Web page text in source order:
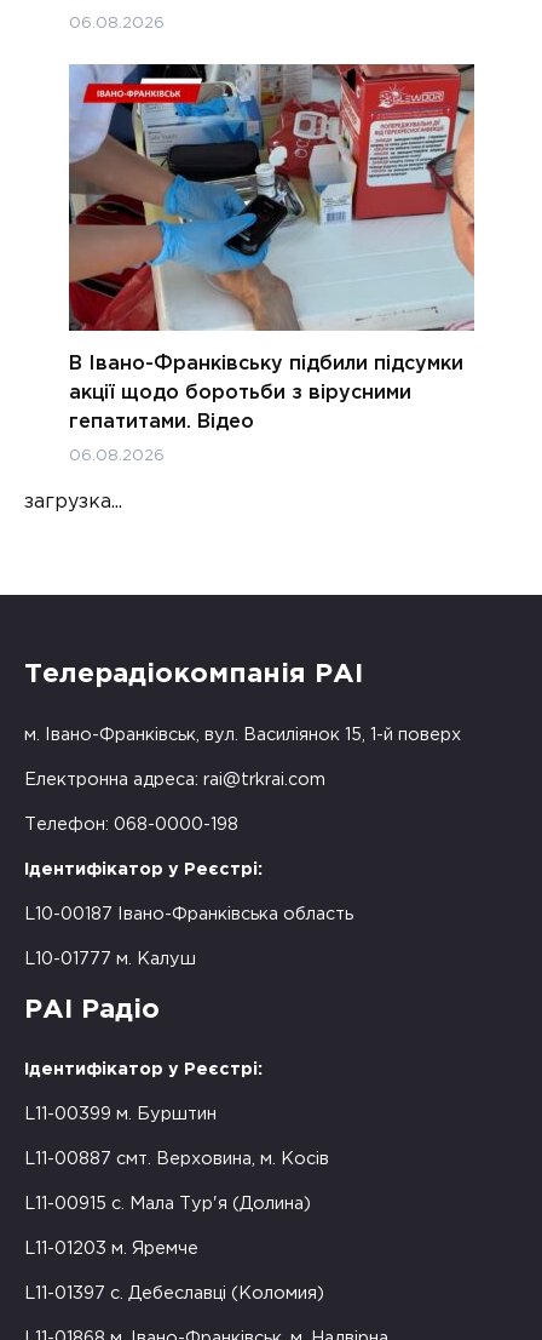
06.08.2026
В Івано-Франківську підбили підсумки
акції щодо боротьби з вірусними
гепатитами. Відео
06.08.2026
загрузка...
Телерадіокомпанія РАІ
м. Івано-Франківськ, вул. Василіянок 15, 1-й поверх
Електронна адреса: rai@trkrai.com
Телефон: 068-0000-198
Ідентифікатор у Реєстрі:
L10-00187 Івано-Франківська область
L10-01777 м. Калуш
РАІ Радіо
Ідентифікатор у Реєстрі:
L11-00399 м. Бурштин
L11-00887 смт. Верховина, м. Косів
L11-00915 с. Мала Тур'я (Долина)
L11-01203 м. Яремче
L11-01397 с. Дебеславці (Коломия)